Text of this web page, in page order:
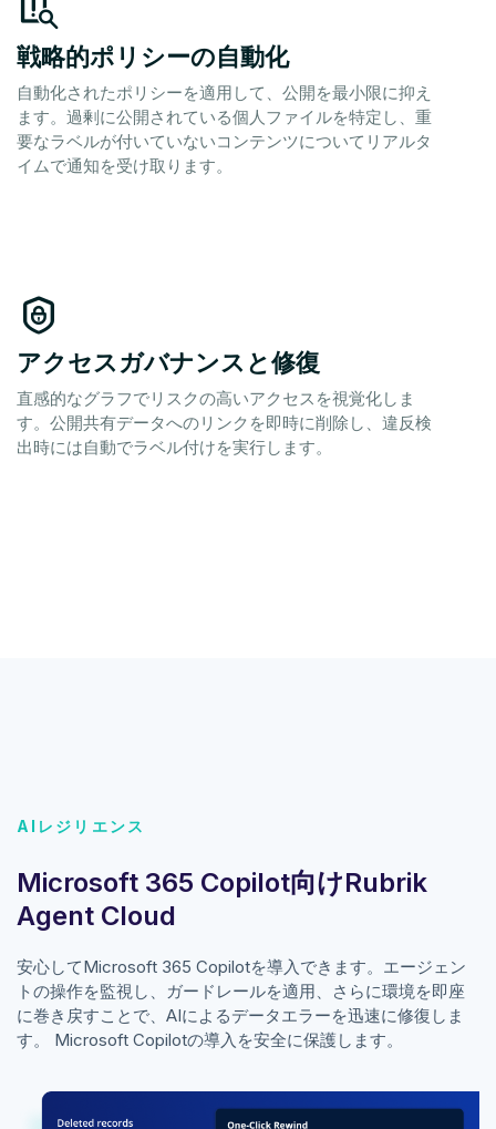
戦略的ポリシーの自動化
自動化されたポリシーを適用して、公開を最小限に抑え
ます。過剰に公開されている個人ファイルを特定し、重
要なラベルが付いていないコンテンツについてリアルタ
イムで通知を受け取ります。
アクセスガバナンスと修復
直感的なグラフでリスクの高いアクセスを視覚化しま
す。公開共有データへのリンクを即時に削除し、違反検
出時には自動でラベル付けを実行します。
AIレジリエンス
Microsoft 365 Copilot向けRubrik
Agent Cloud
安心してMicrosoft 365 Copilotを導入できます。エージェン
トの操作を監視し、ガードレールを適用、さらに環境を即座
に巻き戻すことで、AIによるデータエラーを迅速に修復しま
す。 Microsoft Copilotの導入を安全に保護します。